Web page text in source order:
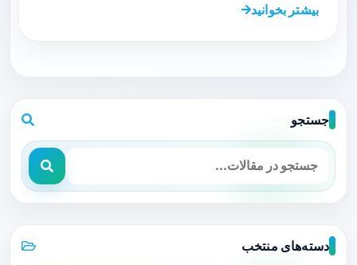
بیشتر بخوانید
جستجو
دسته‌های منتخب